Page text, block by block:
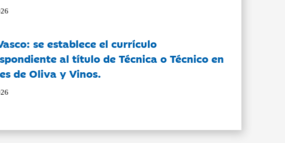
se establece el currículo
al título de Técnica o Técnico en
de Oliva y Vinos.